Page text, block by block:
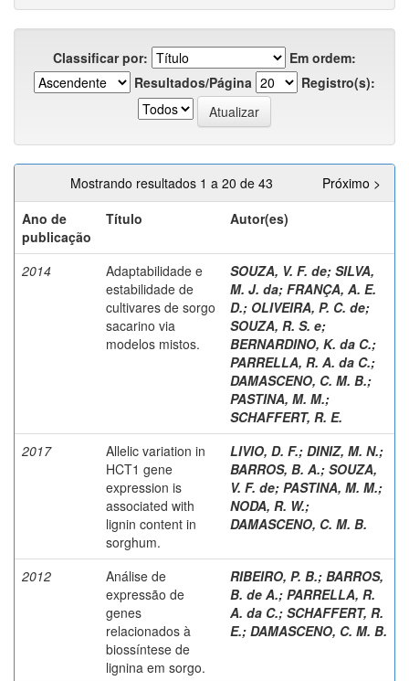
Classificar por:
Em ordem:
Resultados/Página
Registro(s):
Mostrando resultados 1 a 20 de 43
Próximo >
Ano de
publicação
Título Autor(es)
2014
Adaptabilidade e
estabilidade de
cultivares de sorgo
sacarino via
modelos mistos.
SOUZA, V. F. de; SILVA,
M. J. da; FRANÇA, A. E.
D.; OLIVEIRA, P. C. de;
SOUZA, R. S. e;
BERNARDINO, K. da C.;
PARRELLA, R. A. da C.;
DAMASCENO, C. M. B.;
PASTINA, M. M.;
SCHAFFERT, R. E.
2017
Allelic variation in
HCT1 gene
expression is
associated with
lignin content in
sorghum.
LIVIO, D. F.; DINIZ, M. N.;
BARROS, B. A.; SOUZA,
V. F. de; PASTINA, M. M.;
NODA, R. W.;
DAMASCENO, C. M. B.
2012
Análise de
expressão de
genes
relacionados à
biossíntese de
lignina em sorgo.
RIBEIRO, P. B.; BARROS,
B. de A.; PARRELLA, R.
A. da C.; SCHAFFERT, R.
E.; DAMASCENO, C. M. B.